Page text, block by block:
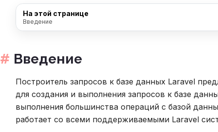
На этой странице
Введение
Введение
Построитель запросов к базе данных Laravel
для создания и выполнения запросов к базе
выполнения большинства операций с базой
работает со всеми поддерживаемыми Laravel